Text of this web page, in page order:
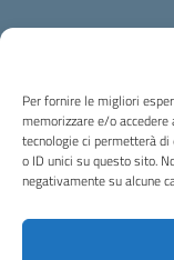
Per fornire le migliori
memorizzare e/o
tecnologie ci permetterà
o ID unici su questo sito.
negativamente su alcune
Via Corridoni
Posta elettronica
Codice fiscale:
Istituto
Via Corridoni 34/36